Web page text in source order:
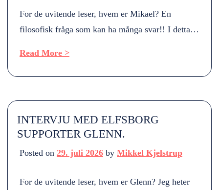
For de uvitende leser, hvem er Mikael? En
filosofisk fråga som kan ha många svar!! I detta
Sedan finns det många andra Mikael! Ditt forhold
Read More >
INTERVJU MED ELFSBORG
SUPPORTER GLENN.
Posted on 29. juli 2026 by Mikkel Kjelstrup
For de uvitende leser, hvem er Glenn? Jeg heter